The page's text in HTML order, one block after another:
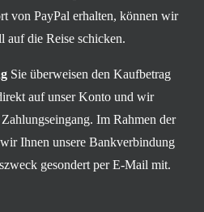
von PayPal erhalten, können wir
auf die Reise schicken.
Sie überweisen den Kaufbetrag
auf unser Konto und wir
Im Rahmen der
Ihnen unsere Bankverbindung
gesondert per E-Mail mit.